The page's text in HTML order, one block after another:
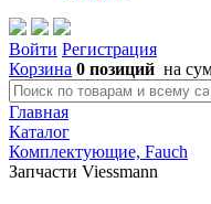
Войти Регистрация
Корзина 0 позиций на
Главная
Каталог
Комплектующие, Fauch
Запчасти Viessmann